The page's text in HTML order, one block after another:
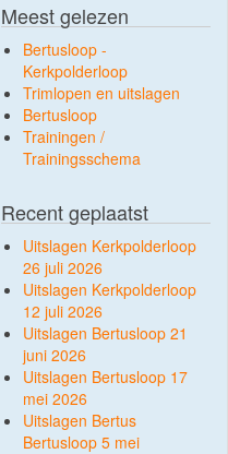
Meest gelezen
Bertusloop -
Kerkpolderloop
Trimlopen en uitslagen
Bertusloop
Trainingen /
Trainingsschema
Recent geplaatst
Uitslagen Kerkpolderloop
26 juli 2026
Uitslagen Kerkpolderloop
12 juli 2026
Uitslagen Bertusloop 21
juni 2026
Uitslagen Bertusloop 17
mei 2026
Uitslagen Bertus
Bertusloop 5 mei